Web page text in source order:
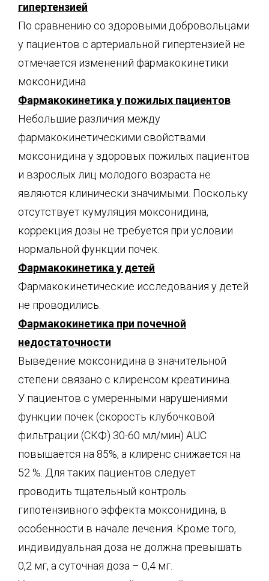
гипертензией
По сравнению со здоровыми добровольцами
у пациентов с артериальной гипертензией не
отмечается изменений фармакокинетики
моксонидина.
Фармакокинетика у пожилых пациентов
Небольшие различия между
фармакокинетическими свойствами
моксонидина у здоровых пожилых пациентов
и взрослых лиц молодого возраста не
являются клинически значимыми. Поскольку
отсутствует кумуляция моксонидина,
коррекция дозы не требуется при условии
нормальной функции почек.
Фармакокинетика у детей
Фармакокинетические исследования у детей
не проводились.
Фармакокинетика при почечной
недостаточности
Выведение моксонидина в значительной
степени связано с клиренсом креатинина.
У пациентов с умеренными нарушениями
функции почек (скорость клубочковой
фильтрации (СКФ) 30-60 мл/мин) AUC
повышается на 85%, а клиренс снижается на
52 %. Для таких пациентов следует
проводить тщательный контроль
гипотензивного эффекта моксонидина, в
особенности в начале лечения. Кроме того,
индивидуальная доза не должна превышать
0,2 мг, а суточная доза – 0,4 мг.